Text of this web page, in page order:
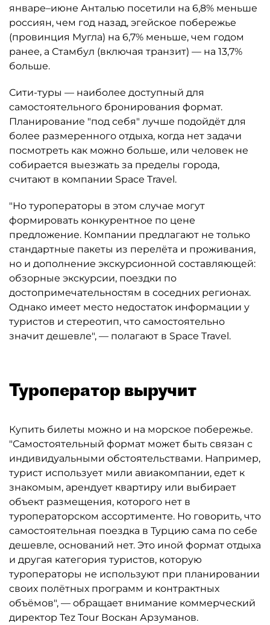
январе–июне Анталью посетили на 6,8% меньше
россиян, чем год назад, эгейское побережье
(провинция Мугла) на 6,7% меньше, чем годом
ранее, а Стамбул (включая транзит) — на 13,7%
больше.
Сити-туры — наиболее доступный для
самостоятельного бронирования формат.
Планирование "под себя" лучше подойдёт для
более размеренного отдыха, когда нет задачи
посмотреть как можно больше, или человек не
собирается выезжать за пределы города,
считают в компании Space Travel.
"Но туроператоры в этом случае могут
формировать конкурентное по цене
предложение. Компании предлагают не только
стандартные пакеты из перелёта и проживания,
но и дополнение экскурсионной составляющей:
обзорные экскурсии, поездки по
достопримечательностям в соседних регионах.
Однако имеет место недостаток информации у
туристов и стереотип, что самостоятельно
значит дешевле", — полагают в Space Travel.
Туроператор выручит
Купить билеты можно и на морское побережье.
"Самостоятельный формат может быть связан с
индивидуальными обстоятельствами. Например,
турист использует мили авиакомпании, едет к
знакомым, арендует квартиру или выбирает
объект размещения, которого нет в
туроператорском ассортименте. Но говорить, что
самостоятельная поездка в Турцию сама по себе
дешевле, оснований нет. Это иной формат отдыха
и другая категория туристов, которую
туроператоры не используют при планировании
своих полётных программ и контрактных
объёмов", — обращает внимание коммерческий
директор Tez Tour Воскан Арзуманов.